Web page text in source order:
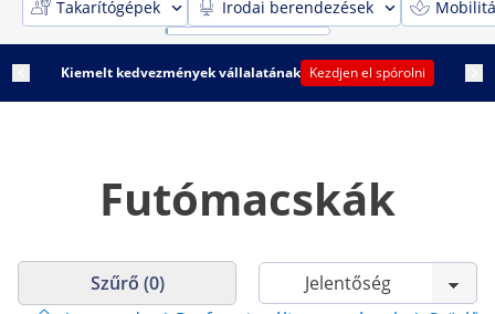
Takarítógépek
Irodai berendezések
Kiemelt kedvezmények vállalatának Kezdjen el spórolni
Futómacskák
Szűrő (0)